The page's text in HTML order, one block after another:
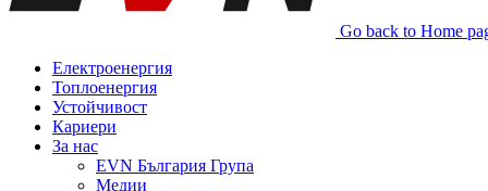
Go back to Home
Електроенергия
Топлоенергия
Устойчивост
Кариери
За нас
EVN България Група
Медии